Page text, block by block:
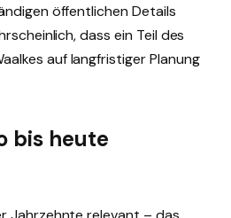
öffentlichen Details
dass ein Teil des
auf langfristiger Planung
bis heute